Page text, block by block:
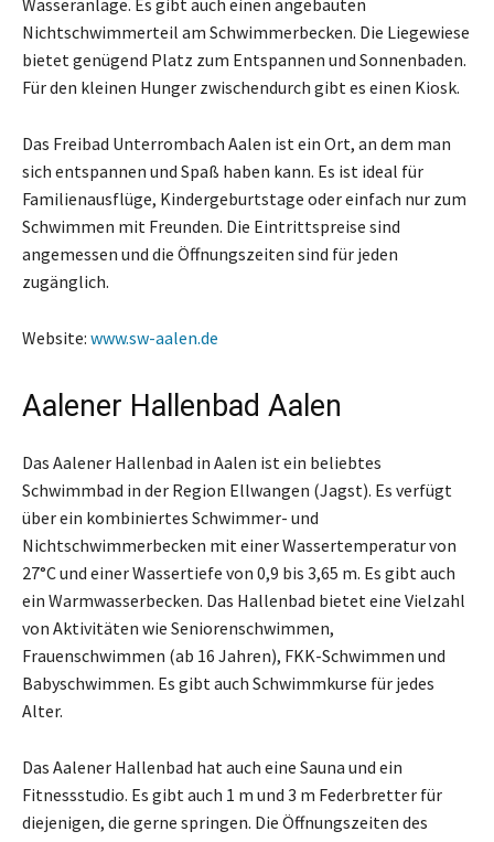
Nichtschwimmerteil am Schwimmerbecken. Die Liegewiese
bietet genügend Platz zum Entspannen und Sonnenbaden.
Für den kleinen Hunger zwischendurch gibt es einen Kiosk.
Das Freibad Unterrombach Aalen ist ein Ort, an dem man
sich entspannen und Spaß haben kann. Es ist ideal für
Familienausflüge, Kindergeburtstage oder einfach nur zum
Schwimmen mit Freunden. Die Eintrittspreise sind
angemessen und die Öffnungszeiten sind für jeden
zugänglich.
Website: www.sw-aalen.de
Aalener Hallenbad Aalen
Das Aalener Hallenbad in Aalen ist ein beliebtes
Schwimmbad in der Region Ellwangen (Jagst). Es verfügt
über ein kombiniertes Schwimmer- und
Nichtschwimmerbecken mit einer Wassertemperatur von
27°C und einer Wassertiefe von 0,9 bis 3,65 m. Es gibt auch
ein Warmwasserbecken. Das Hallenbad bietet eine Vielzahl
von Aktivitäten wie Seniorenschwimmen,
Frauenschwimmen (ab 16 Jahren), FKK-Schwimmen und
Babyschwimmen. Es gibt auch Schwimmkurse für jedes
Alter.
Das Aalener Hallenbad hat auch eine Sauna und ein
Fitnessstudio. Es gibt auch 1 m und 3 m Federbretter für
diejenigen, die gerne springen. Die Öffnungszeiten des